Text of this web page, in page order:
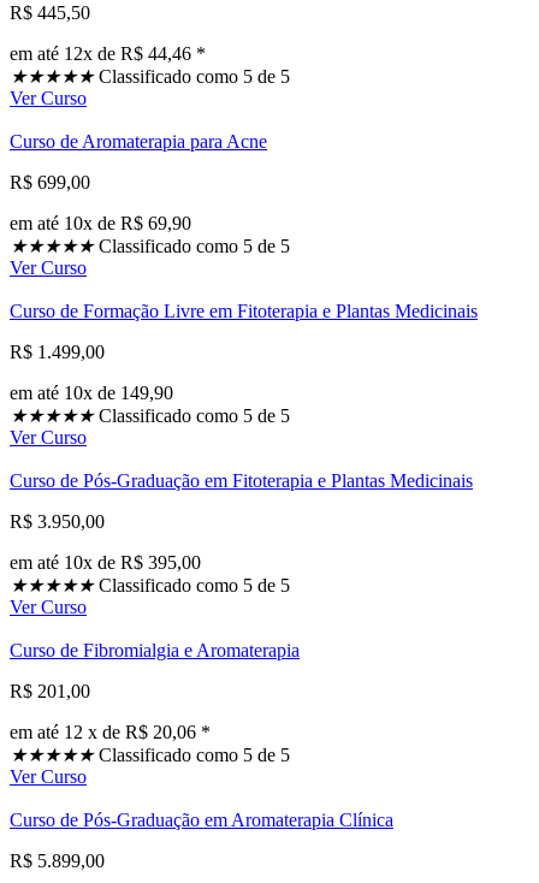
R$ 445,50
em até 12x de R$ 44,46 *
★★★★★ Classificado como 5 de 5
Ver Curso
Curso de Aromaterapia para Acne
R$ 699,00
em até 10x de R$ 69,90
★★★★★ Classificado como 5 de 5
Ver Curso
Curso de Formação Livre em Fitoterapia e Plantas Medicinais
R$ 1.499,00
em até 10x de 149,90
★★★★★ Classificado como 5 de 5
Ver Curso
Curso de Pós-Graduação em Fitoterapia e Plantas Medicinais
R$ 3.950,00
em até 10x de R$ 395,00
★★★★★ Classificado como 5 de 5
Ver Curso
Curso de Fibromialgia e Aromaterapia
R$ 201,00
em até 12 x de R$ 20,06 *
★★★★★ Classificado como 5 de 5
Ver Curso
Curso de Pós-Graduação em Aromaterapia Clínica
R$ 5.899,00